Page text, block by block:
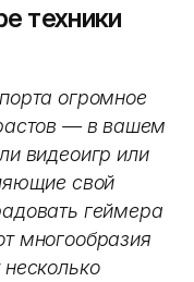
техники
огромное
— в вашем
видеоигр или
свой
геймера
многообразия